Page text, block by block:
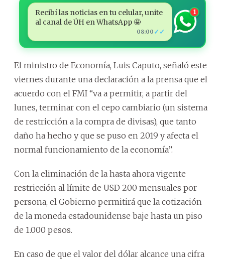
Recibí las noticias en tu celular, unite
al canal de ÚH en WhatsApp 🤩
08:00 ✓✓
1
El ministro de Economía, Luis Caputo, señaló este
viernes durante una declaración a la prensa que el
acuerdo con el FMI “va a permitir, a partir del
lunes, terminar con el cepo cambiario (un sistema
de restricción a la compra de divisas), que tanto
daño ha hecho y que se puso en 2019 y afecta el
normal funcionamiento de la economía”.
Con la eliminación de la hasta ahora vigente
restricción al límite de USD 200 mensuales por
persona, el Gobierno permitirá que la cotización
de la moneda estadounidense baje hasta un piso
de 1.000 pesos.
En caso de que el valor del dólar alcance una cifra